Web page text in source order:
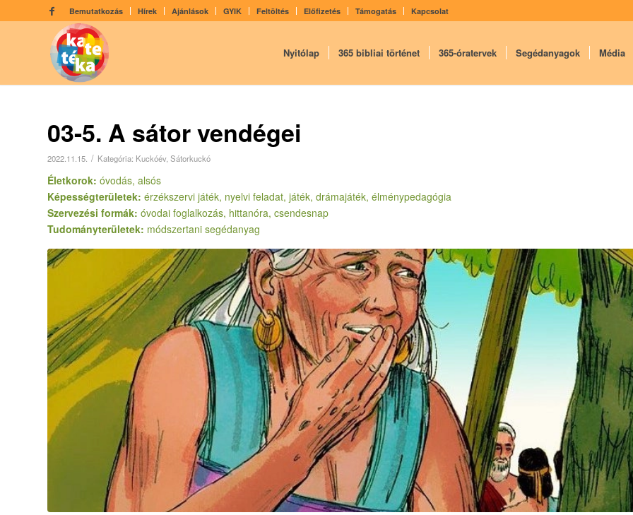
Bemutatkozás Hírek Ajánlások GYIK Feltöltés Előfizetés Támogatás Kapcsolat
Nyitólap 365 bibliai történet 365-óratervek Segédanyagok Média
03-5. A sátor vendégei
2022.11.15. / Kategória: Kuckóév, Sátorkuckó
Életkorok: óvodás, alsós
Képességterületek: érzékszervi játék, nyelvi feladat, játék, drámajáték, élménypedagógia
Szervezési formák: óvodai foglalkozás, hittanóra, csendesnap
Tudományterületek: módszertani segédanyag